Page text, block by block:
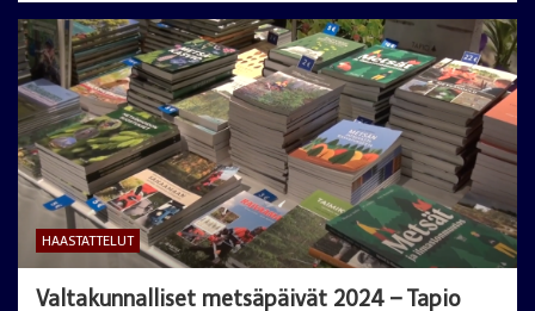
HAASTATTELUT
Valtakunnalliset metsäpäivät 2024 – Tapio